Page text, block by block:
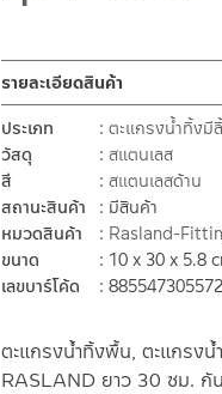
ตะแกรงน้ำทิ้งพื้น, ตะแกรง
RASLAND ยาว 30 ซม.
รายละเอียดสินค้า
ประเภท
ตะแกรงน้ำทิ้งมี
วัสดุ
สแตนเลส
สี
สแตนเลสด้าน
สถานะสินค้า
มีสินค้า
หมวดสินค้า
Rasland-
ขนาด
10 x 30 x 5.8
เลขบาร์โค้ด